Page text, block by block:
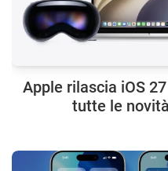
Apple rilascia iOS
tutte le novità